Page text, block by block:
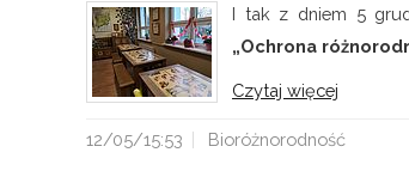
I tak z dniem 5
„Ochrona
Czytaj więcej
12/05/15:53 Bioróżnorodność